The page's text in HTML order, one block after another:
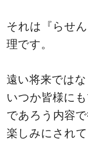
それは『らせ
理です。
遠い将来ではな
いつか皆様に
であろう内容
楽しみにされ